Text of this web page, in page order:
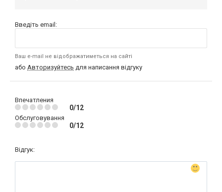
Введіть email:
Ваш e-mail не відображатиметься на сайті
або Авторизуйтесь для написання відгуку
Впечатления
0/12
Обслуговування
0/12
Відгук: